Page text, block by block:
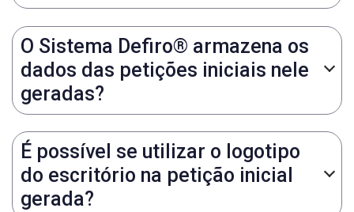
O Sistema Defiro® armazena os
dados das petições iniciais nele
geradas?
É possível se utilizar o logotipo
do escritório na petição inicial
gerada?